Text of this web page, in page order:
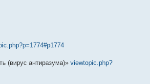
(вирус антиразума)» viewtopic.php?